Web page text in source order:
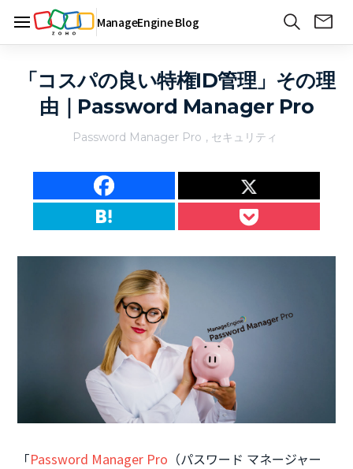
ManageEngine Blog
「コスパの良い特権ID管理」その理
由｜Password Manager Pro
Password Manager Pro , セキュリティ
「Password Manager Pro （パスワード マネージャー